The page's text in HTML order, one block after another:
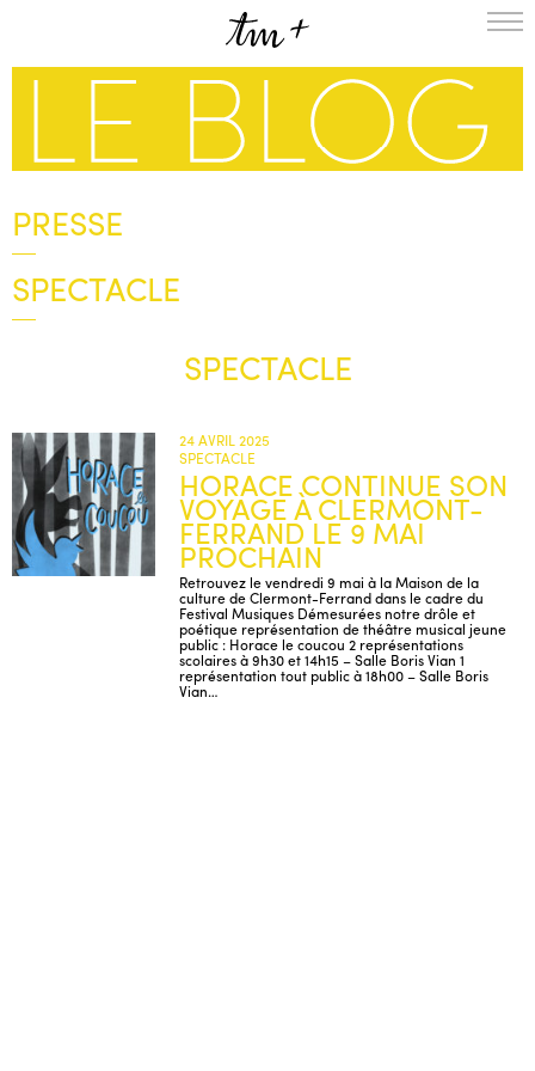
L’ENSEMBLE
A LA UNE
NEWSLETTER
CONTACTS
PRESSE
SPECTACLE
SPECTACLE
24 AVRIL 2025
SPECTACLE
HORACE CONTINUE SON
VOYAGE À CLERMONT-
FERRAND LE 9 MAI
PROCHAIN
Retrouvez le vendredi 9 mai à la Maison de la
culture de Clermont-Ferrand dans le cadre du
Festival Musiques Démesurées notre drôle et
poétique représentation de théâtre musical jeune
public : Horace le coucou 2 représentations
scolaires à 9h30 et 14h15 – Salle Boris Vian 1
représentation tout public à 18h00 – Salle Boris
Vian…